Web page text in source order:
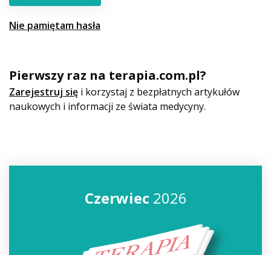
Nie pamiętam hasła
Pierwszy raz na terapia.com.pl?
Zarejestruj się i korzystaj z bezpłatnych artykułów
naukowych i informacji ze świata medycyny.
Czerwiec2026